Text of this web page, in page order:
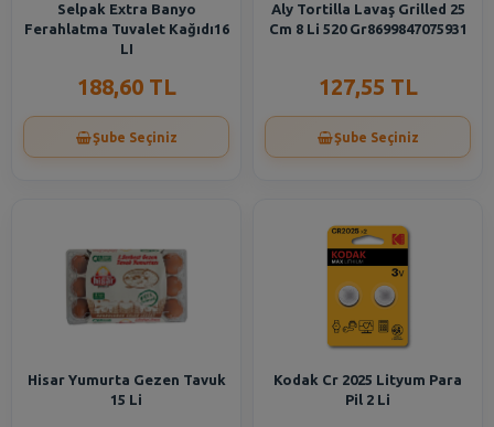
Selpak Extra Banyo
Ferahlatma Tuvalet Kağıdı16
LI
188,60 TL
Şube Seçiniz
Aly Tortilla Lavaş Grilled 25
Cm 8 Li 520 Gr8699847075931
127,55 TL
Şube Seçiniz
Hisar Yumurta Gezen Tavuk
15 Li
Kodak Cr 2025 Lityum Para
Pil 2 Li